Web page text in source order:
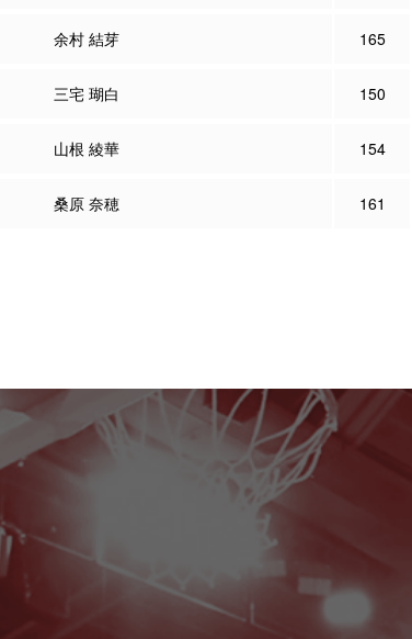
余村 結芽 165
三宅 瑚白 150
山根 綾華 154
桑原 奈穂 161